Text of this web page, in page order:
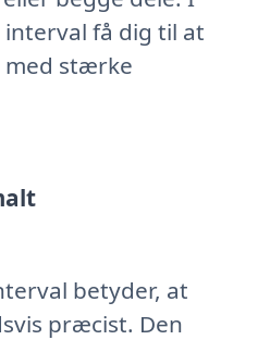
få dig til at
stærke
betyder, at
præcist. Den